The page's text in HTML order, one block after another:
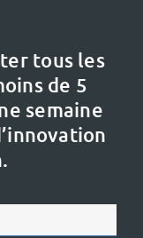
tous les
de 5
semaine